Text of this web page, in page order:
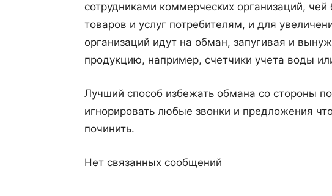
сотрудниками коммерческих организаций,
товаров и услуг потребителям, и для
организаций идут на обман, запугивая и
продукцию, например, счетчики учета воды
Лучший способ избежать обмана со стороны
игнорировать любые звонки и предложения
починить.
Нет связанных сообщений